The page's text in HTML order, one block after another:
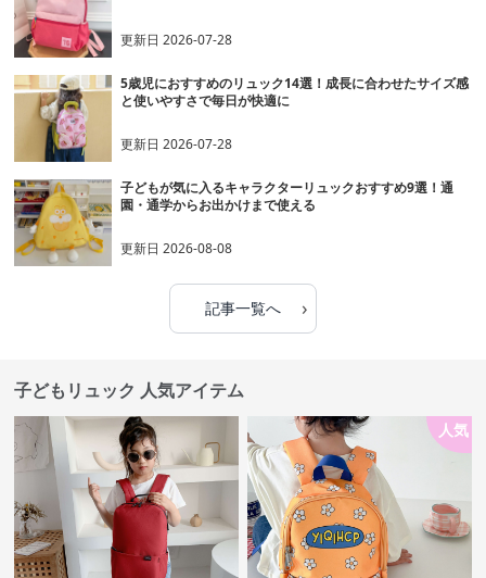
更新日2026-07-28
5歳児におすすめのリュック14選！成長に合わせたサイズ感
と使いやすさで毎日が快適に
更新日2026-07-28
子どもが気に入るキャラクターリュックおすすめ9選！通
園・通学からお出かけまで使える
更新日2026-08-08
記事一覧へ ›
子どもリュック 人気アイテム
人気